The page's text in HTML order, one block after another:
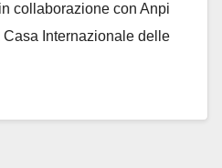
collaborazione con Anpi
Internazionale delle